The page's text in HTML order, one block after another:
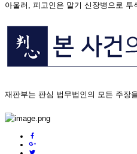
아울러, 피고인은 말기 신장병으로
재판부는 판심 법무법인의 모든 주장